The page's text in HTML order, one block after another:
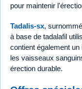
pour maintenir
Tadalis-sx,
à base de tadalafil
contient également
les vaisseaux
érection durable.